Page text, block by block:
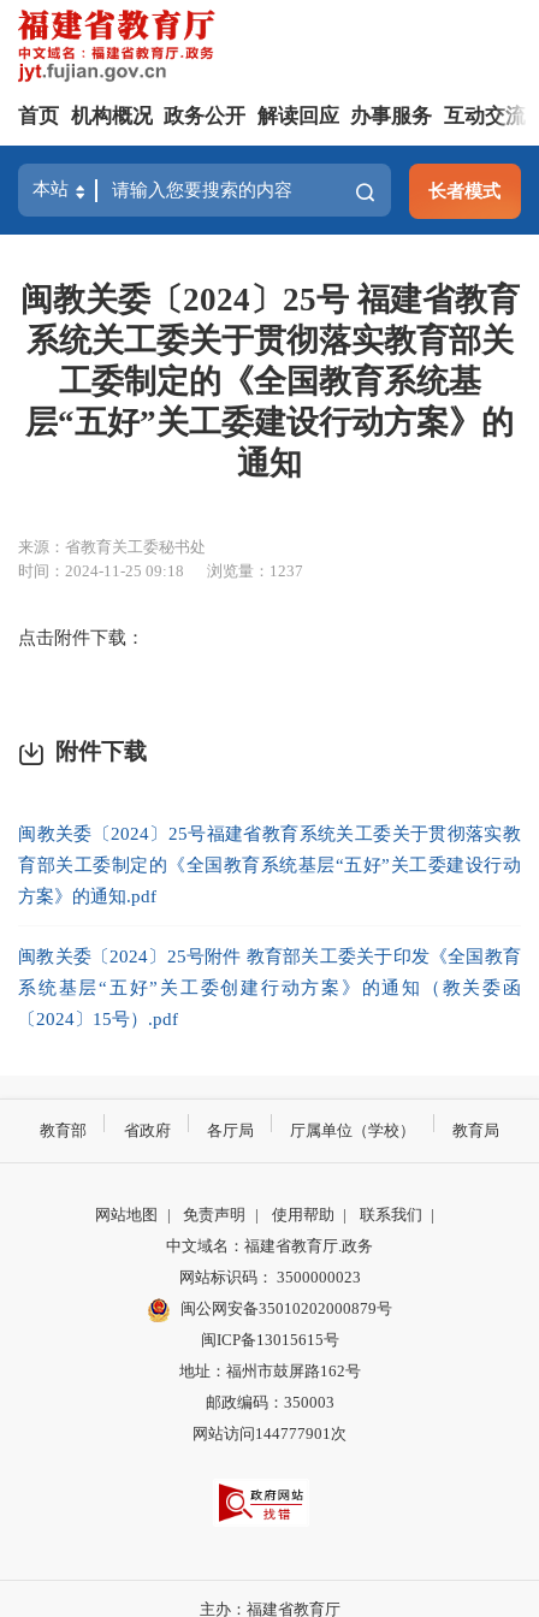
首页 机构概况 政务公开 解读回应 办事服务 互动交流
长者模式
闽教关委〔2024〕25号 福建省教育
系统关工委关于贯彻落实教育部关
工委制定的《全国教育系统基
层“五好”关工委建设行动方案》的
通知
来源：省教育关工委秘书处
时间：2024-11-25 09:18
浏览量：1237
点击附件下载：
附件下载
闽教关委〔2024〕25号福建省教育系统关工委关于贯彻落实教
育部关工委制定的《全国教育系统基层“五好”关工委建设行动
方案》的通知.pdf
闽教关委〔2024〕25号附件 教育部关工委关于印发《全国教育
系统基层“五好”关工委创建行动方案》的通知（教关委函
〔2024〕15号）.pdf
教育部 省政府 各厅局 厅属单位（学校） 教育局
网站地图 | 免责声明 | 使用帮助 | 联系我们 |
中文域名：福建省教育厅.政务
网站标识码： 3500000023
闽公网安备35010202000879号
闽ICP备13015615号
地址：福州市鼓屏路162号
邮政编码：350003
网站访问144777901次
主办：福建省教育厅